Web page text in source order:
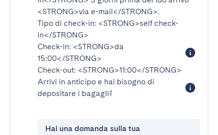
<STRONG>via e-mail</STRONG>.
Tipo di check-in: <STRONG>self check-
in</STRONG>
Check-in: <STRONG>da
15:00</STRONG>
Check-out: <STRONG>11:00</STRONG>
Arrivi in anticipo e hai bisogno di
depositare i bagagli?
Hai una domanda sulla tua